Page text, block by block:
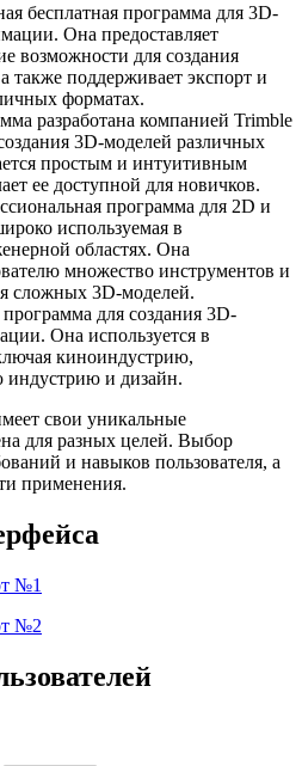
бесплатная программа для 3D-
Она предоставляет
возможности для создания
также поддерживает экспорт и
форматах.
разработана компанией Trimble
3D-моделей различных
простым и интуитивным
ее доступной для новичков.
программа для 2D и
используемая в
областях. Она
множество инструментов и
сложных 3D-моделей.
для создания 3D-
Она используется в
киноиндустрию,
индустрию и дизайн.
свои уникальные
для разных целей. Выбор
и навыков пользователя, а
применения.